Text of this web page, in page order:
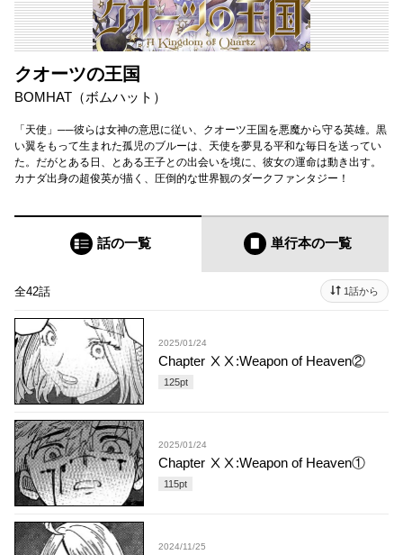
クオーツの王国
BOMHAT（ボムハット）
「天使」──彼らは女神の意思に従い、クオーツ王国を悪魔から守る英雄。黒
い翼をもって生まれた孤児のブルーは、天使を夢見る平和な毎日を送ってい
た。だがとある日、とある王子との出会いを境に、彼女の運命は動き出す。
カナダ出身の超俊英が描く、圧倒的な世界観のダークファンタジー！
話の一覧 単行本の一覧
全42話 1話から
2025/01/24
Chapter ⅩⅩ:Weapon of Heaven②
125pt
2025/01/24
Chapter ⅩⅩ:Weapon of Heaven①
115pt
2024/11/25